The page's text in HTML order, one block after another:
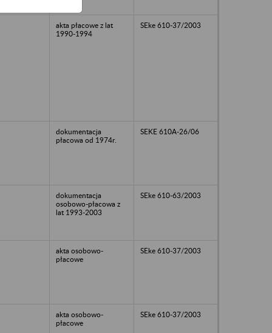
akta płacowe z lat
1990-1994
SEke 610-37/2003
dokumentacja
płacowa od 1974r.
SEKE 610A-26/06
dokumentacja
osobowo-płacowa z
lat 1993-2003
SEke 610-63/2003
akta osobowo-
płacowe
SEke 610-37/2003
akta osobowo-
płacowe
SEke 610-37/2003